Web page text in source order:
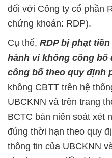
đối với Công ty cổ phần
chứng khoán: RDP).
Cụ thể, RDP bị phạt
hành vi không công bố
công bố theo quy định
không CBTT trên hệ
UBCKNN và trên trang
BCTC bán niên soát xét
đúng thời hạn theo quy
thông tin của UBCKNN